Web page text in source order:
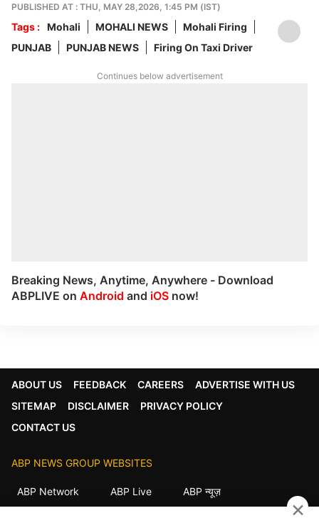
PUBLISHED AT : THU, MAY 28,2026, 1:45 PM (IST)
Tags : Mohali MOHALI NEWS
Mohali Firing
PUNJAB
PUNJAB NEWS Firing On Taxi Driver
Continues below advertisement
Breaking News, Anytime, Anywhere - Download
ABPLIVE on Android and iOS now!
ABOUT US FEEDBACK CAREERS
ADVERTISE WITH US
SITEMAP
DISCLAIMER
PRIVACY POLICY
CONTACT US
ABP NEWS GROUP WEBSITES
ABP Network ABP Live
ABP न्यूज़
×